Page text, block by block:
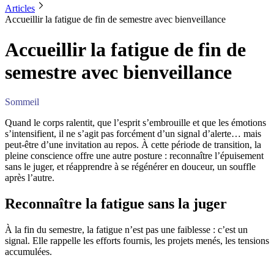
Articles
Accueillir la fatigue de fin de semestre avec bienveillance
Accueillir la fatigue de fin de
semestre avec bienveillance
Sommeil
Quand le corps ralentit, que l’esprit s’embrouille et que les émotions
s’intensifient, il ne s’agit pas forcément d’un signal d’alerte… mais
peut-être d’une invitation au repos. À cette période de transition, la
pleine conscience offre une autre posture : reconnaître l’épuisement
sans le juger, et réapprendre à se régénérer en douceur, un souffle
après l’autre.
Reconnaître la fatigue sans la juger
À la fin du semestre, la fatigue n’est pas une faiblesse : c’est un
signal. Elle rappelle les efforts fournis, les projets menés, les tensions
accumulées.